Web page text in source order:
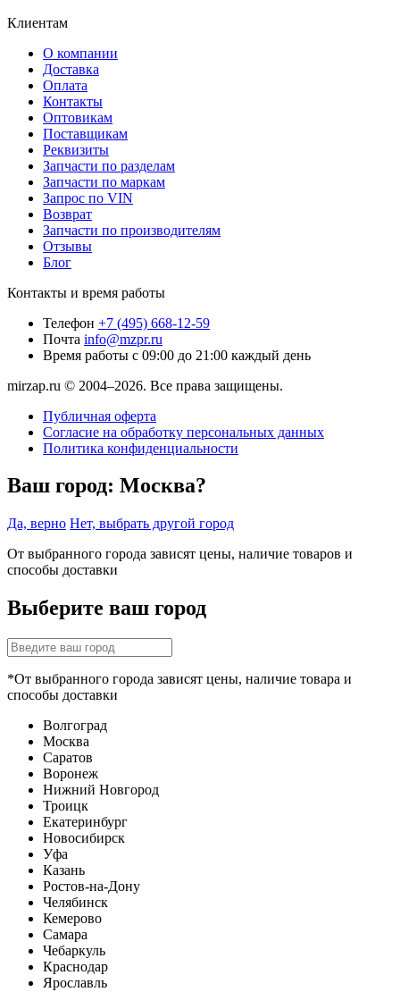
Клиентам
О компании
Доставка
Оплата
Контакты
Оптовикам
Поставщикам
Реквизиты
Запчасти по разделам
Запчасти по маркам
Запрос по VIN
Возврат
Запчасти по производителям
Отзывы
Блог
Контакты и время работы
Телефон +7 (495) 668-12-59
Почта info@mzpr.ru
Время работы с 09:00 до 21:00 каждый день
mirzap.ru © 2004–2026. Все права защищены.
Публичная оферта
Согласие на обработку персональных данных
Политика конфиденциальности
Ваш город: Москва?
Да, верно Нет, выбрать другой город
От выбранного города зависят цены, наличие товаров и
способы доставки
Выберите ваш город
*От выбранного города зависят цены, наличие товара и
способы доставки
Волгоград
Москва
Саратов
Воронеж
Нижний Новгород
Троицк
Екатеринбург
Новосибирск
Уфа
Казань
Ростов-на-Дону
Челябинск
Кемерово
Самара
Чебаркуль
Краснодар
Ярославль